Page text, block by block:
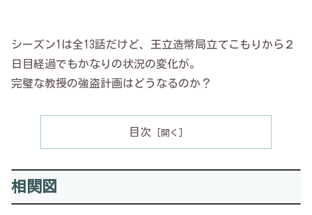
シーズン1は全13話だけど、王立造幣局立てこもりから２
日目経過でもかなりの状況の変化が。
完璧な教授の強盗計画はどうなるのか？
目次
相関図